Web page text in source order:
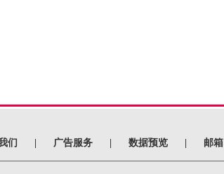
们 广告服务 数据预览 邮箱